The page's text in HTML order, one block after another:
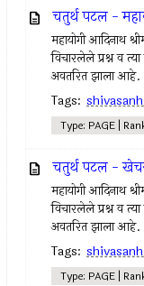
चतुर्थ पटल -
महायोगी आदिनाथ
विचारलेले प्रश्न व त्या
अवतरित झाला आहे.
Tags:
Type: PAGE |
चतुर्थ पटल -
महायोगी आदिनाथ
विचारलेले प्रश्न व त्या
अवतरित झाला आहे.
Tags:
Type: PAGE |